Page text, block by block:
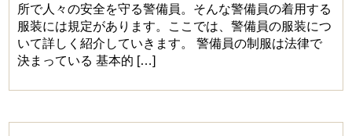
所で人々の安全を守る警備員。そんな警備員の着用する
服装には規定があります。ここでは、警備員の服装につ
いて詳しく紹介していきます。 警備員の制服は法律で
決まっている 基本的 […]